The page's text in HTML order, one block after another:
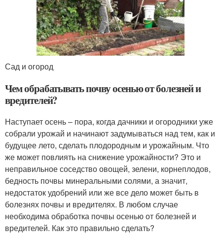
Сад и огород
Чем обрабатывать почву осенью от болезней и
вредителей?
Наступает осень – пора, когда дачники и огородники уже
собрали урожай и начинают задумываться над тем, как и
будущее лето, сделать плодородным и урожайным. Что
же может повлиять на снижение урожайности? Это и
неправильное соседство овощей, зелени, корнеплодов,
бедность почвы минеральными солями, а значит,
недостаток удобрений или же все дело может быть в
болезнях почвы и вредителях. В любом случае
необходима обработка почвы осенью от болезней и
вредителей. Как это правильно сделать?